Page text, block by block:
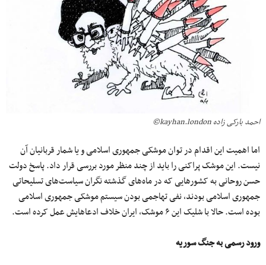
احمد بارکی زاده kayhan.london©
اما اهمیت این اقدام در توان موشکی جمهوری اسلامی و یا شمار قربانیان آن
نیست. این موشک پراکنی را باید از چند منظر مورد بررسی قرار داد. پاسخ دولت
حسن روحانی به کشورهایی که در ماه‌های گذشته نگران سیاست‌های تسلیحاتی
جمهوری اسلامی بودند، نفی تهاجمی بودن سیستم موشکی جمهوری اسلامی
بوده است. حالا با شلیک این ۶ موشک، ایران خلاف ادعاهایش عمل کرده است.
ورود رسمی به جنگ سوریه